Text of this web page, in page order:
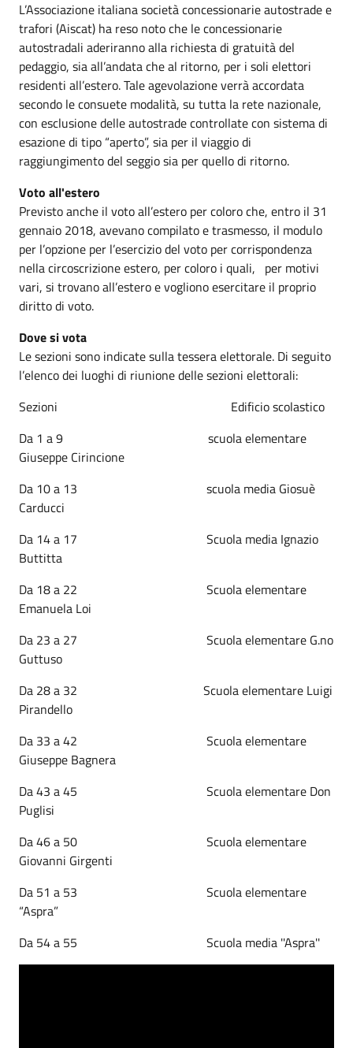
L’Associazione italiana società concessionarie autostrade e
trafori (Aiscat) ha reso noto che le concessionarie
autostradali aderiranno alla richiesta di gratuità del
pedaggio, sia all’andata che al ritorno, per i soli elettori
residenti all’estero. Tale agevolazione verrà accordata
secondo le consuete modalità, su tutta la rete nazionale,
con esclusione delle autostrade controllate con sistema di
esazione di tipo “aperto”, sia per il viaggio di
raggiungimento del seggio sia per quello di ritorno.
Voto all'estero
Previsto anche il voto all’estero per coloro che, entro il 31
gennaio 2018, avevano compilato e trasmesso, il modulo
per l’opzione per l’esercizio del voto per corrispondenza
nella circoscrizione estero, per coloro i quali, per motivi
vari, si trovano all’estero e vogliono esercitare il proprio
diritto di voto.
Dove si vota
Le sezioni sono indicate sulla tessera elettorale. Di seguito
l’elenco dei luoghi di riunione delle sezioni elettorali:
Sezioni Edificio scolastico
Da 1 a 9 scuola elementare
Giuseppe Cirincione
Da 10 a 13 scuola media Giosuè
Carducci
Da 14 a 17 Scuola media Ignazio
Buttitta
Da 18 a 22 Scuola elementare
Emanuela Loi
Da 23 a 27 Scuola elementare G.no
Guttuso
Da 28 a 32 Scuola elementare Luigi
Pirandello
Da 33 a 42 Scuola elementare
Giuseppe Bagnera
Da 43 a 45 Scuola elementare Don
Puglisi
Da 46 a 50 Scuola elementare
Giovanni Girgenti
Da 51 a 53 Scuola elementare
“Aspra”
Da 54 a 55 Scuola media ''Aspra''